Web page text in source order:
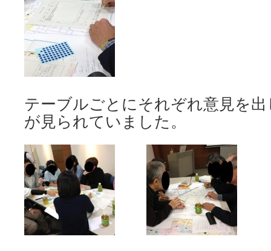
テーブルごとにそれぞれ意見を
が見られていました。